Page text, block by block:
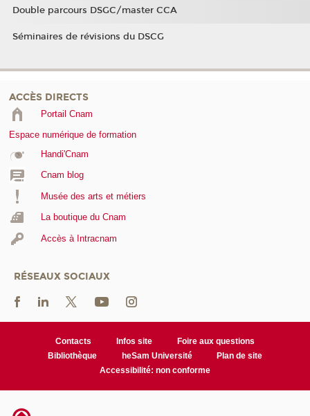
Double parcours DSGC/master CCA
Séminaires de révisions du DSCG
ACCÈS DIRECTS
Portail Cnam
Espace numérique de formation
Handi'Cnam
Cnam blog
Musée des arts et métiers
La boutique du Cnam
Accès à Intracnam
RÉSEAUX SOCIAUX
Contacts Infos site
Foire aux questions
Bibliothèque
heSam Université
Plan de site
Accessibilité: non conforme